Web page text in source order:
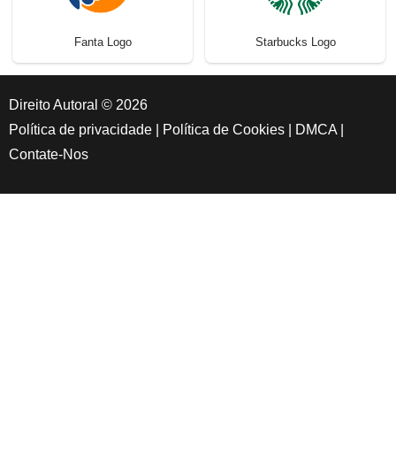
Fanta Logo Starbucks Logo
Direito Autoral © 2026
Política de privacidade
Política de Cookies DMCA
Contate-Nos